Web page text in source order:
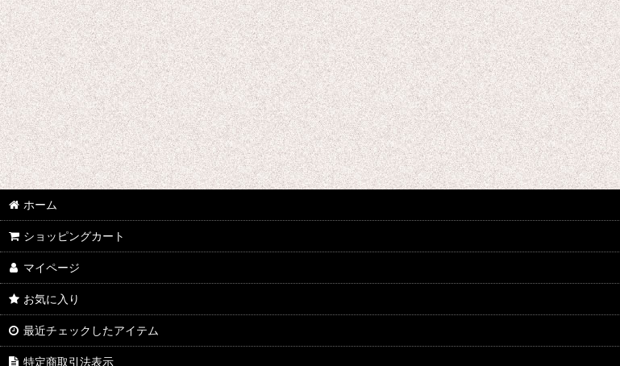
ホーム
ショッピングカート
マイページ
お気に入り
最近チェックしたアイテム
特定商取引法表示